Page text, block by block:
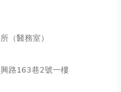
（醫務室）
路163巷2號一樓